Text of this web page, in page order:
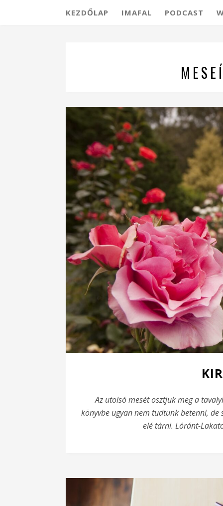
KEZDŐLAP IMAFAL PODCAST
Az utolsó mesét osztjuk meg a
könyvbe ugyan nem tudtunk betenni,
elé tárni. Lóránt-